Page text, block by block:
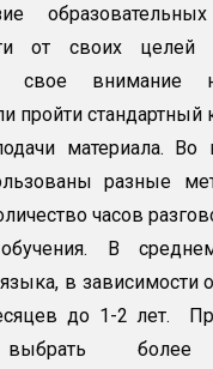
от своих целей
свое внимание
пройти стандартный
материала. Во
разные
часов
В
в зависимости
до 1-2 лет.
более